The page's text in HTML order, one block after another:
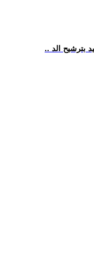
بترشيح الد